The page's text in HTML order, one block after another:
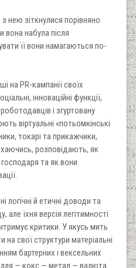
нею зіткнулися порівняно
вона набула після
її вони намагаються по-
на PR-кампанії своїх
інноваційні функції,
і згуртовану
віртуальні «потьомкінські
токарі та прикажчики,
розповідають, як
та як вони
логічні й етичні доводи та
їхня версія легітимності
критики. У якусь мить
свої структури матеріальні
бартерних і вексельних
— кокс — метал — валюта.